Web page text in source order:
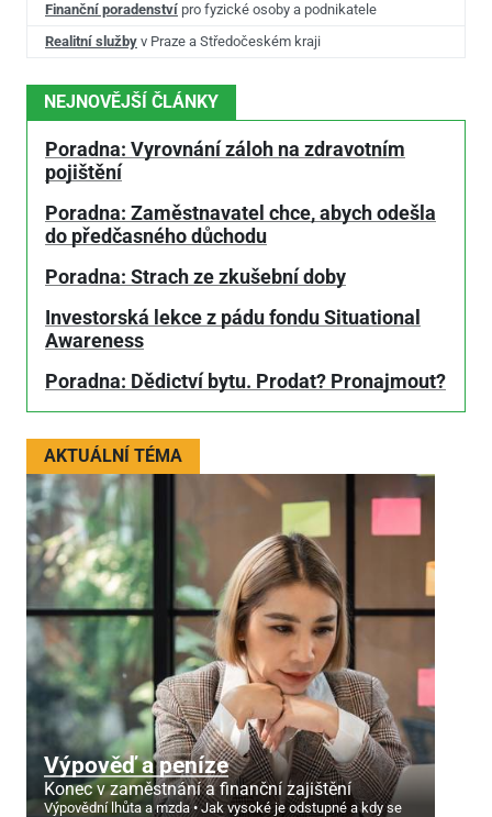
Finanční poradenství pro fyzické osoby a podnikatele
Realitní služby v Praze a Středočeském kraji
NEJNOVĚJŠÍ ČLÁNKY
Poradna: Vyrovnání záloh na zdravotním
pojištění
Poradna: Zaměstnavatel chce, abych odešla
do předčasného důchodu
Poradna: Strach ze zkušební doby
Investorská lekce z pádu fondu Situational
Awareness
Poradna: Dědictví bytu. Prodat? Pronajmout?
AKTUÁLNÍ TÉMA
Výpověď a peníze
Konec v zaměstnání a finanční zajištění
Výpovědní lhůta a mzda
Jak vysoké je odstupné a kdy se